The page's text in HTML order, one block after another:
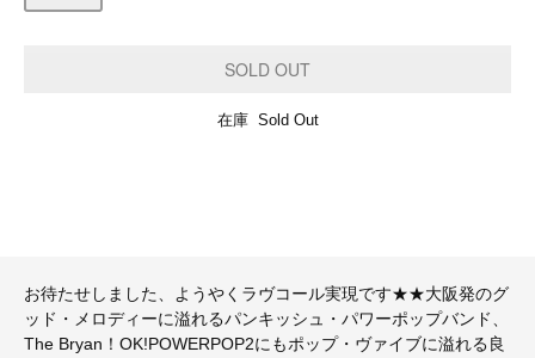
在庫 Sold Out
お待たせしました、ようやくラヴコール実現です★★大阪発のグ
ッド・メロディーに溢れるパンキッシュ・パワーポップバンド、
The Bryan！OK!POWERPOP2にもポップ・ヴァイブに溢れる良